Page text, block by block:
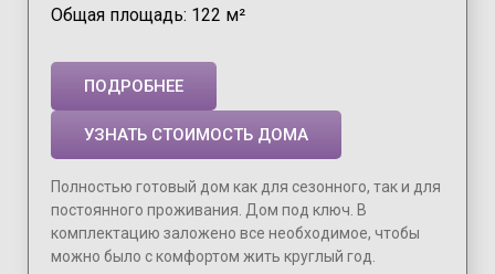
Общая площадь: 122 м²
ПОДРОБНЕЕ
УЗНАТЬ СТОИМОСТЬ ДОМА
Полностью готовый дом как для сезонного, так и для
постоянного проживания. Дом под ключ. В
комплектацию заложено все необходимое, чтобы
можно было с комфортом жить круглый год.